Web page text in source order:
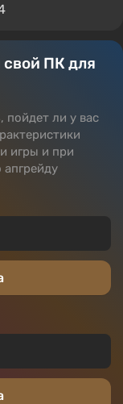
ПК для
пойдет ли у вас
игры и при